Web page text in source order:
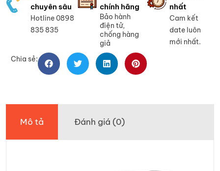
chuyên sâu
Hotline 0898
835 835
chính hãng
Bảo hành
điện tử,
chống hàng
giả
nhất
Cam kết
date luôn
mới nhất.
Chia sẻ:
Mô tả Đánh giá (0)